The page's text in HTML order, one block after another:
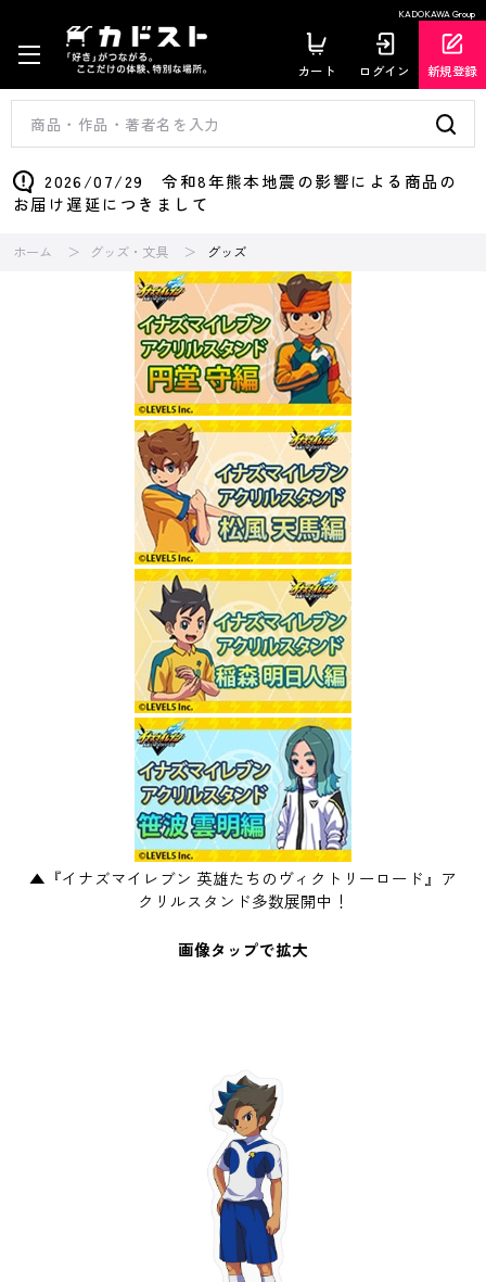
KADOKAWA Group
カート ログイン 新規登録
2026/07/29 令和8年熊本地震の影響による商品の
お届け遅延につきまして
ホーム グッズ・文具 グッズ
▲『イナズマイレブン 英雄たちのヴィクトリーロード』ア
クリルスタンド多数展開中！
画像タップで拡大